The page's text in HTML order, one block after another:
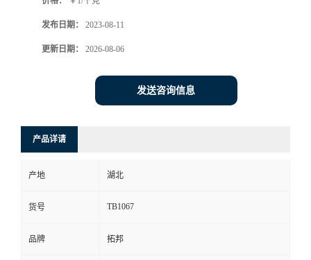
发布日期： 2023-08-11
更新日期： 2026-08-06
发送咨询信息
产品详请
产地 湖北
货号 TB1067
品牌 拓邦